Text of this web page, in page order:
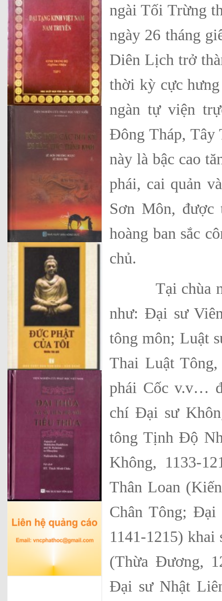
ngài Tối Trừng
ngày 26 tháng
Diên Lịch trở
thời kỳ cực
ngàn tự viện
Đông Tháp, Tây
này là bậc cao
phái, cai quản
Sơn Môn,
hoàng ban sắc
chủ.
Tại chùa này,
như: Đại sư
tông môn; Luật
Thai Luật
phái Cốc v.v…
chí Đại sư
tông Tịnh Độ
Không, 1133-
Thân Loan
Chân Tông; Đại
1141-1215)
(Thừa Đương,
Đại sư Nhật